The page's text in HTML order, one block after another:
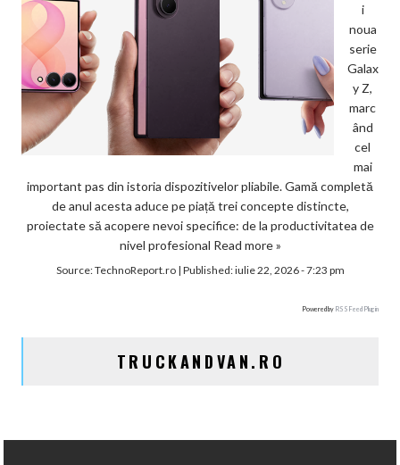
i
noua
serie
Galax
y Z,
marc
ând
cel
mai
important pas din istoria dispozitivelor pliabile. Gamă completă
de anul acesta aduce pe piață trei concepte distincte,
proiectate să acopere nevoi specifice: de la productivitatea de
nivel profesional Read more »
Source:TechnoReport.ro| Published:iulie 22, 2026 - 7:23 pm
Powered by RSS Feed Plugin
TRUCKANDVAN.RO